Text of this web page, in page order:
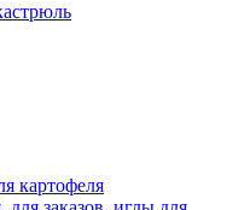
картофеля